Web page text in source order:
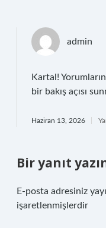
admin
Kartal!
bir bakış açısı
Haziran 13, 2026
Bir yanıt
E-posta adresiniz
işaretlenmişlerdir